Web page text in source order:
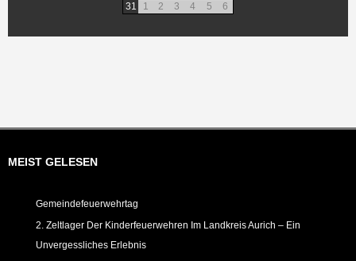
31
1 2 3 4 5 6
MEIST GELESEN
Gemeindefeuerwehrtag
2. Zeltlager Der Kinderfeuerwehren Im Landkreis Aurich – Ein
Unvergessliches Erlebnis